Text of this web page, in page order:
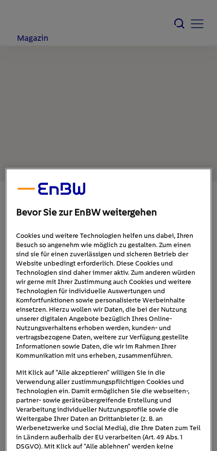
Magazin
18. August 2020 1min
Hausdach_Photovolaik_oder_S
olar
Bevor Sie zur EnBW weitergehen
Cookies und weitere Technologien helfen uns dabei, Ihren
Besuch so angenehm wie möglich zu gestalten. Zum einen
sind sie für einen zuverlässigen und sicheren Betrieb der
Website unbedingt erforderlich. Diese Cookies und
Technologien sind daher immer aktiv. Zum anderen würden
wir gerne mit Ihrer Zustimmung auch Cookies und weitere
Technologien für individuelle Auswertungen und
Komfortfunktionen sowie personalisierte Werbeinhalte
einsetzen. Hierzu wollen wir Daten, die bei der Nutzung
unserer digitalen Angebote bezüglich Ihres Online-
Nutzungsverhaltens erhoben werden, kunden- und
vertragsbezogene Daten, weitere zur Verfügung gestellte
Informationen sowie Daten, die wir im Rahmen Ihrer
Kommunikation mit uns erheben, zusammenführen.
Mit Klick auf "Alle akzeptieren" willigen Sie in die
Verwendung aller zustimmungspflichtigen Cookies und
Technologien ein. Damit ermöglichen Sie die webseiten-,
partner- sowie geräteübergreifende Erstellung und
Verarbeitung individueller Nutzungsprofile sowie die
Weitergabe Ihrer Daten an Drittanbieter (z. B. an
Werbenetzwerke und Social Media), die Ihre Daten zum Teil
in Ländern außerhalb der EU verarbeiten (Art. 49 Abs. 1
DSGVO). Mit Klick auf "Alle ablehnen" werden keine